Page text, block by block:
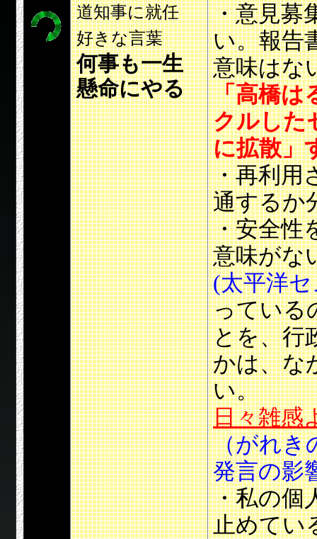
道知事に就任
好きな言葉
何事も一生
懸命にやる
・意見募
い。報告
意味はな
「高橋は
クルした
に拡散」
・再利用
通するか
・安全性
意味がな
(太平洋
っている
とを、行
かは、な
い。
日々雑感
（がれき
発言の影
・私の個
止めてい